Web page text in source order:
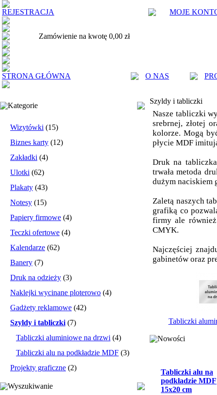
REJESTRACJA MOJE
Zamówienie na kwotę 0,00 zł
STRONA GŁÓWNA O NAS
Kategorie
Wizytówki (15)
Biznes karty (12)
Zakładki (4)
Ulotki (62)
Plakaty (43)
Notesy (15)
Papiery firmowe (4)
Teczki ofertowe (4)
Kalendarze (62)
Banery (7)
Druk na odzieży (3)
Naklejki wycinane ploterowo (4)
Gadżety reklamowe (42)
Szyldy i tabliczki (7)
Tabliczki aluminiowe na drzwi (4)
Tabliczki alu na podkładzie MDF (3)
Projekty graficzne (2)
Wyszukiwanie
Szyldy i tabliczki
Nasze tabliczki
srebrnej, złotej
kolorze. Mogą
płycie MDF
Druk na
trwała metoda
dużym naciskiem
Zaletą naszych
grafiką co
firmy ale
CMYK.
Najczęściej
gabinetów oraz
Tabliczki
Nowości
Tabliczki alu na
podkładzie MDF
15x20 cm